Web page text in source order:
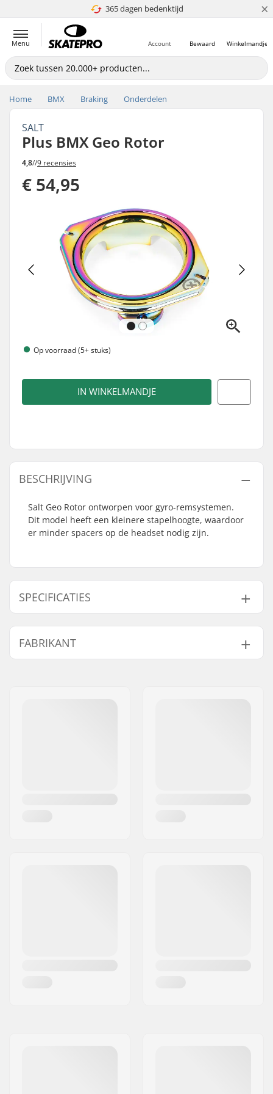
365 dagen bedenktijd
4.8 van 5 ×
Menu Winkelmandje
Bewaard
Account
Home BMX Braking Onderdelen
SALT
Plus BMX Geo Rotor
4,8//9 recensies
€ 54,95
Op voorraad (5+ stuks)
IN WINKELMANDJE
BESCHRIJVING
Salt Geo Rotor ontworpen voor gyro-remsystemen.
Dit model heeft een kleinere stapelhoogte, waardoor
er minder spacers op de headset nodig zijn.
SPECIFICATIES
Gyro compatibel:
Ja
Gewicht:
FABRIKANT